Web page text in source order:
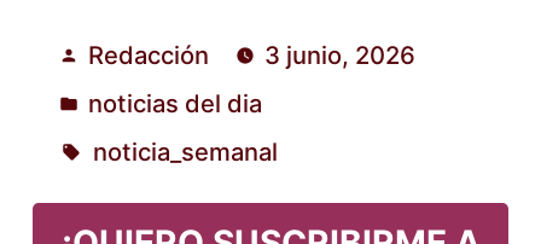
Publicado
por
Redacción 3 junio, 2026
Publicado
en
noticias del dia
noticia_semanal